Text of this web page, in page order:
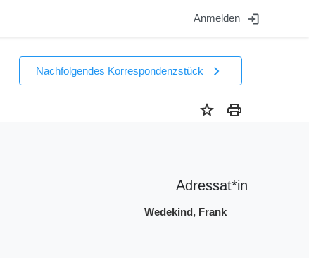
Anmelden login
Nachfolgendes Korrespondenzstück chevron_right
star print
Adressat*in
Wedekind, Frank